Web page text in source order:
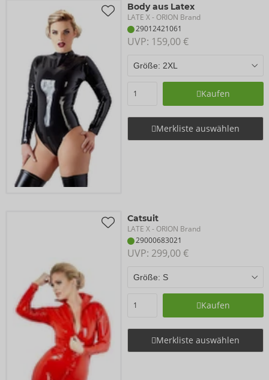
Body aus Latex
LATE X- ORION Brand
29012421061
UVP: 159,00 €
Kaufen
Merkliste auswählen
Catsuit
LATE X- ORION Brand
29000683021
UVP: 299,00 €
Kaufen
Merkliste auswählen